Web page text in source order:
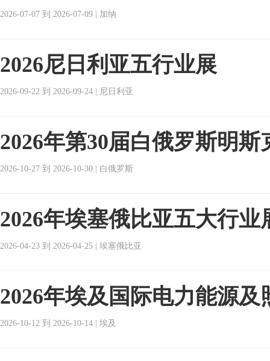
2026-07-07 到 2026-07-09 | 加纳
2026尼日利亚五行业展
2026-09-22 到 2026-09-24 | 尼日利亚
2026年第30届白俄罗斯明
2026-10-27 到 2026-10-30 | 白俄罗斯
2026年埃塞俄比亚五大行业
2026-04-23 到 2026-04-25 | 埃塞俄比亚
2026年埃及国际电力能源及
2026-10-12 到 2026-10-14 | 埃及